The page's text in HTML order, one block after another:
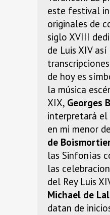
este festival
originales de
siglo XVIII
de Luis XIV
de hoy es
la música
XIX, Georges
interpretará el
en mi menor
de
las Sinfonías
las
del Rey Luis
Michael de
datan de